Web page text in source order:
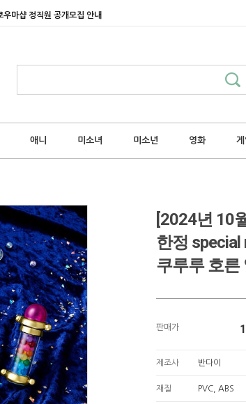
우마샵 정직원 공개모집 안내
애니 미소녀 미소년 영화 게
[2024년 10
한정 special
쿠루루 호른
판매가
제조사 반다이
재질 PVC, ABS